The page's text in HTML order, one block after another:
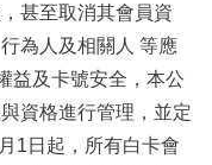
甚至取消其會員資
為人及相關人 等應
益及卡號安全，本公
資格進行管理，並定
1日起，所有白卡會